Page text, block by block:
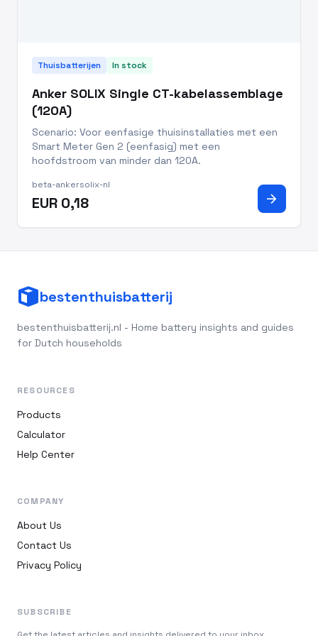
Thuisbatterijen In stock
Anker SOLIX Single CT-kabelassemblage
(120A)
Scenario: Voor eenfasige thuisinstallaties met een
Smart Meter Gen 2 (eenfasig) met een
hoofdstroom van minder dan 120A.
beta-ankersolix-nl
EUR 0,18 arrow_forward
bestenthuisbatterij
bestenthuisbatterij.nl - Home battery insights and guides
for Dutch households
RESOURCES
Products
Calculator
Help Center
COMPANY
About Us
Contact Us
Privacy Policy
SUBSCRIBE